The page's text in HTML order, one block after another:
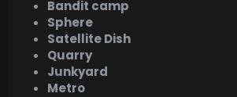
Bandit camp
Sphere
Satellite Dish
Quarry
Junkyard
Metro